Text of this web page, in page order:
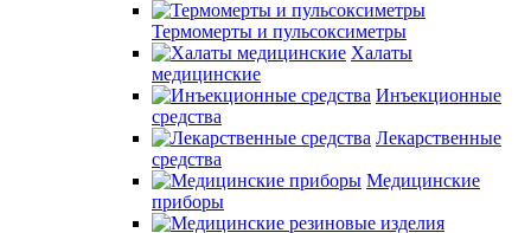
Термомерты и пульсоксиметры
Халаты
медицинские
Инъекционные
средства
Лекарственные
средства
Медицинские
приборы